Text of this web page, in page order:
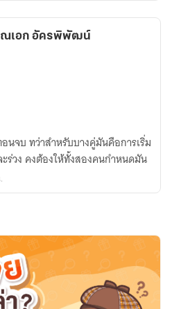
ณเอก อัครพิพัฒน์
อการเริ่ม
จะร่วง คงต้องให้ทั้งสองคนกำหนดมัน